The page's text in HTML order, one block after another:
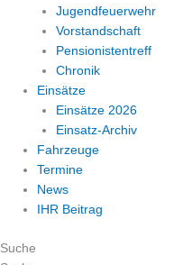
Jugendfeuerwehr
Vorstandschaft
Pensionistentreff
Chronik
Einsätze
Einsätze 2026
Einsatz-Archiv
Fahrzeuge
Termine
News
IHR Beitrag
Suche